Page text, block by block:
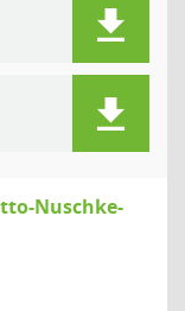
Nuschke-